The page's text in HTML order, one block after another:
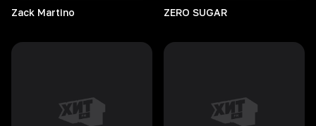
Zack Martino ZERO SUGAR